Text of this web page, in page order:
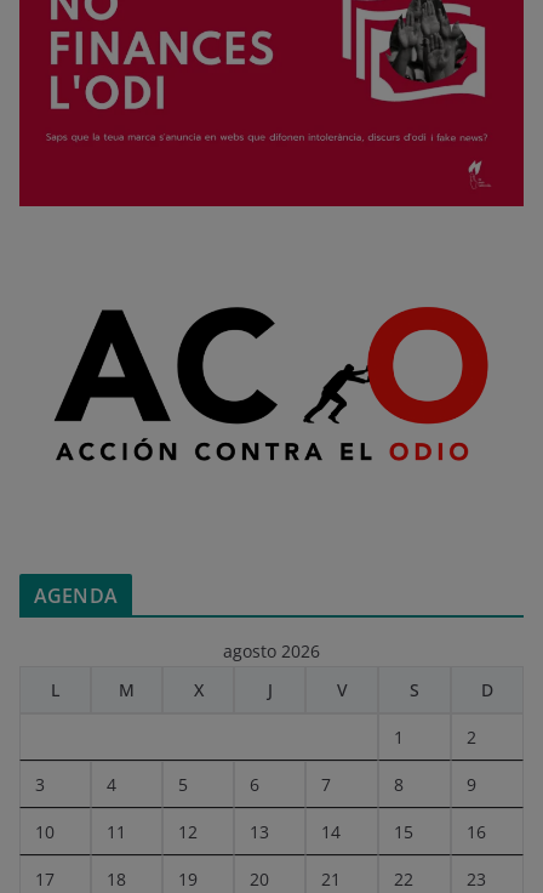
AGENDA
agosto 2026
L
M X J V S D
1 2
3 4 5 6 7 8 9
10 11 12 13 14 15 16
17 18 19 20 21 22 23